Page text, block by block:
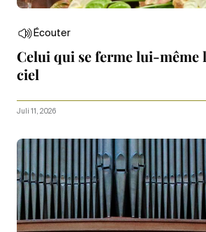
Écouter
Celui qui se ferme lui-même
ciel
Juli 11, 2026